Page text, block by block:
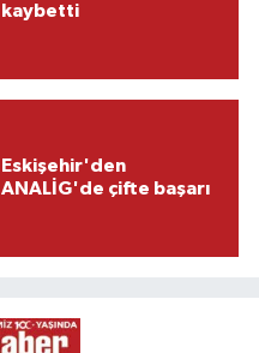
kaybetti
Eskişehir'den
ANALİG'de çifte başarı